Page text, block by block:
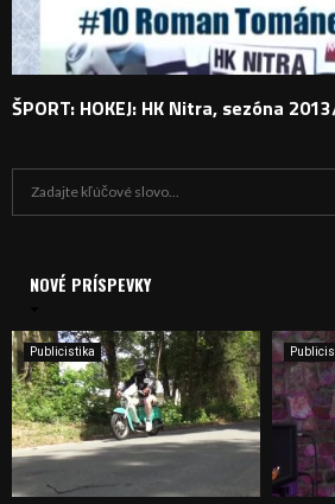
ŠPORT: HOKEJ: HK Nitra, sezóna
i
e
:
NOVÉ PRÍSPEVKY
Publicistika